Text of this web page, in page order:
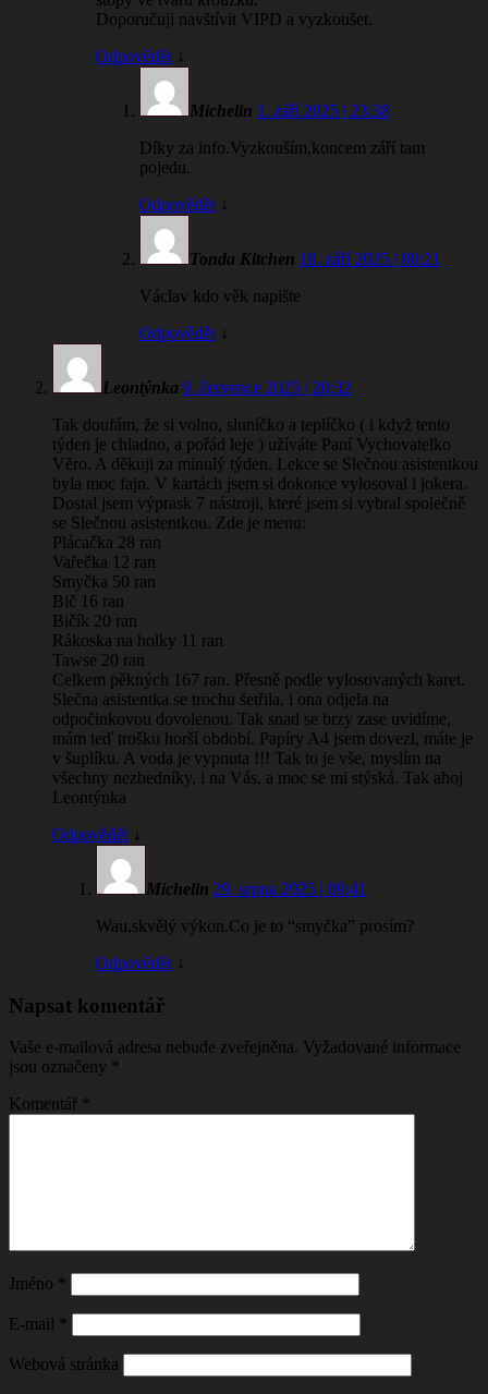
Doporučuji navštívit VIPD a vyzkoušet.
Odpovědět ↓
Michelin 1. září 2025 | 23:38
Díky za info.Vyzkouším,koncem září tam
pojedu.
Odpovědět ↓
Tonda Kitchen 18. září 2025 | 00:21
Václav kdo věk napište
Odpovědět ↓
Leontýnka 9. července 2025 | 20:32
Tak doufám, že si volno, sluníčko a teplíčko ( i když tento
týden je chladno, a pořád leje ) užíváte Paní Vychovatelko
Věro. A děkuji za minulý týden. Lekce se Slečnou asistentkou
byla moc fajn. V kartách jsem si dokonce vylosoval i jokera.
Dostal jsem výprask 7 nástroji, které jsem si vybral společně
se Slečnou asistentkou. Zde je menu:
Plácačka 28 ran
Vařečka 12 ran
Smyčka 50 ran
Bič 16 ran
Bičík 20 ran
Rákoska na holky 11 ran
Tawse 20 ran
Celkem pěkných 167 ran. Přesně podle vylosovaných karet.
Slečna asistentka se trochu šetřila, i ona odjela na
odpočinkovou dovolenou. Tak snad se brzy zase uvidíme,
mám teď trošku horší období. Papíry A4 jsem dovezl, máte je
v šuplíku. A voda je vypnuta !!! Tak to je vše, myslím na
všechny nezbedníky, i na Vás, a moc se mi stýská. Tak ahoj
Leontýnka
Odpovědět ↓
Michelin 29. srpna 2025 | 09:41
Wau,skvělý výkon.Co je to “smyčka” prosím?
Odpovědět ↓
Napsat komentář
Vaše e-mailová adresa nebude zveřejněna. Vyžadované informace
jsou označeny *
Komentář *
Jméno *
E-mail *
Webová stránka